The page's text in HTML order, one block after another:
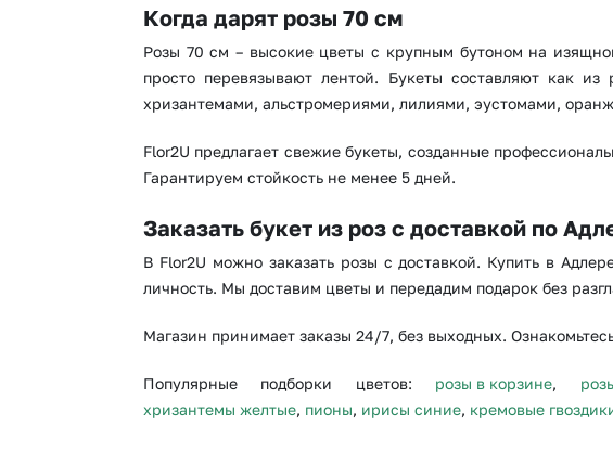
Когда дарят розы 70 см
Розы 70 см – высокие цветы с крупным бутоном на
просто перевязывают лентой. Букеты составляют как
хризантемами, альстромериями, лилиями, эустомами,
Flor2U предлагает свежие букеты, созданные
Гарантируем стойкость не менее 5 дней.
Заказать букет из роз с доставкой по
В Flor2U можно заказать розы с доставкой. Купить в
личность. Мы доставим цветы и передадим подарок без
Магазин принимает заказы 24/7, без выходных.
Популярные подборки цветов: розы в корзине,
хризантемы желтые, пионы, ирисы синие, кремовые